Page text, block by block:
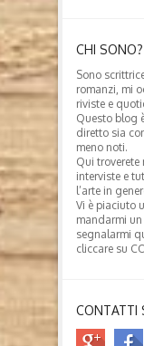
CHI SONO?
Sono
romanzi, mi
riviste e
Questo blog
diretto sia
meno noti.
Qui troverete
interviste e
l’arte in
Vi è piaciuto
mandarmi
segnalarmi
cliccare su
CONTATTI